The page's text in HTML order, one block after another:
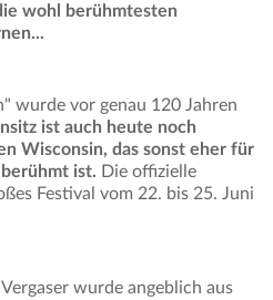
wohl berühmtesten
wurde vor genau 120 Jahren
ist auch heute noch
Wisconsin, das sonst eher für
ist. Die offizielle
Festival vom 22. bis 25. Juni
wurde angeblich aus